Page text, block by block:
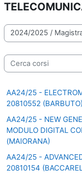
Categorie di corso
Cerca corsi
AA24/25 -
20810552 (BARBUTO)
AA24/25 - NEW
MODULO DIGITAL
(MAIORANA)
AA24/25 -
20810154